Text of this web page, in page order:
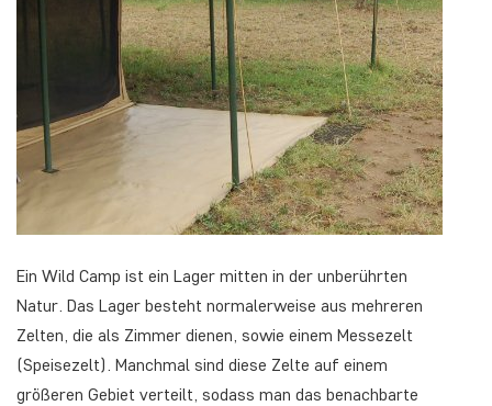
Ein Wild Camp ist ein Lager mitten in der unberührten
Natur. Das Lager besteht normalerweise aus mehreren
Zelten, die als Zimmer dienen, sowie einem Messezelt
(Speisezelt). Manchmal sind diese Zelte auf einem
größeren Gebiet verteilt, sodass man das benachbarte